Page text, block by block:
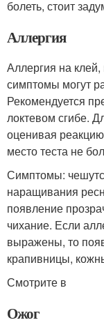
болеть, стоит
Аллергия
Аллергия на
симптомы могут
Рекомендуется
локтевом сгибе.
оценивая
место теста не
Симптомы:
наращивания
появление
чихание. Если
выражены, то
крапивницы,
Смотрите в
Ожог